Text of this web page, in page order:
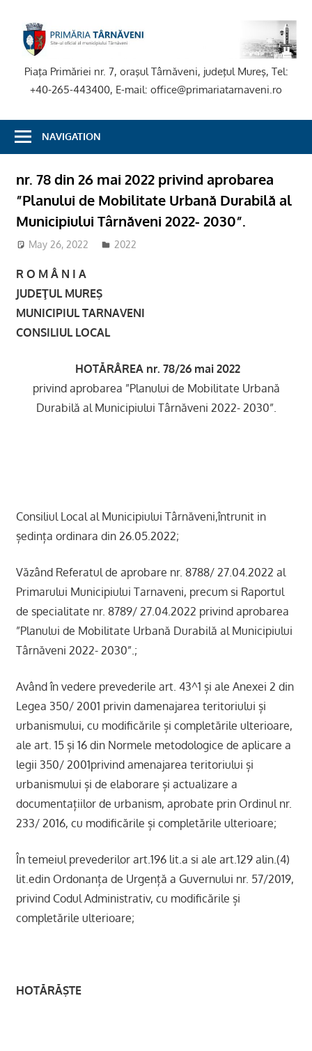
content
Piaţa Primăriei nr. 7, oraşul Târnăveni, judeţul Mureş, Tel:
+40-265-443400, E-mail: office@primariatarnaveni.ro
NAVIGATION
nr. 78 din 26 mai 2022 privind aprobarea
”Planului de Mobilitate Urbană Durabilă al
Municipiului Târnăveni 2022- 2030”.
May 26, 2022 adm-mmm
2022
R O M Â N I A
JUDEŢUL MUREŞ
MUNICIPIUL TARNAVENI
CONSILIUL LOCAL
HOTĂRÂREA nr. 78/26 mai 2022
privind aprobarea ”Planului de Mobilitate Urbană
Durabilă al Municipiului Târnăveni 2022- 2030”.
Consiliul Local al Municipiului Târnăveni,întrunit in
ședința ordinara din 26.05.2022;
Văzând Referatul de aprobare nr. 8788/ 27.04.2022 al
Primarului Municipiului Tarnaveni, precum si Raportul
de specialitate nr. 8789/ 27.04.2022 privind aprobarea
”Planului de Mobilitate Urbană Durabilă al Municipiului
Târnăveni 2022- 2030”.;
Având în vedere prevederile art. 43^1 și ale Anexei 2 din
Legea 350/ 2001 privin damenajarea teritoriului și
urbanismului, cu modificările și completările ulterioare,
ale art. 15 și 16 din Normele metodologice de aplicare a
legii 350/ 2001privind amenajarea teritoriului și
urbanismului și de elaborare și actualizare a
documentațiilor de urbanism, aprobate prin Ordinul nr.
233/ 2016, cu modificările și completările ulterioare;
În temeiul prevederilor art.196 lit.a si ale art.129 alin.(4)
lit.edin Ordonanța de Urgență a Guvernului nr. 57/2019,
privind Codul Administrativ, cu modificările și
completările ulterioare;
HOTĂRĂŞTE